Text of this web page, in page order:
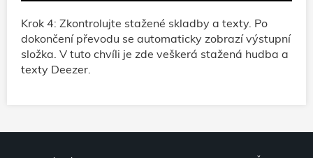
Krok 4: Zkontrolujte stažené skladby a texty. Po
dokončení převodu se automaticky zobrazí výstupní
složka. V tuto chvíli je zde veškerá stažená hudba a
texty Deezer.